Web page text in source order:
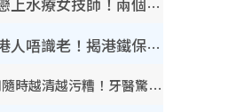
銀行高層戀上水療女技師！兩個月借128萬驚覺「沉船」沉落火海 揭背後疑似邪教操控賣淫
內地客歎港人唔識老！揭港鐵保鮮級冷氣 港人求放過：咪投訴
牙線棒亂用隨時越清越污糟！牙醫驚揭盲目過戶細菌恐致蛀牙：呢種先係日常真保養